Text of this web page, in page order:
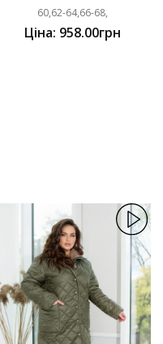
60,62-64,66-68,
Ціна: 958.00грн